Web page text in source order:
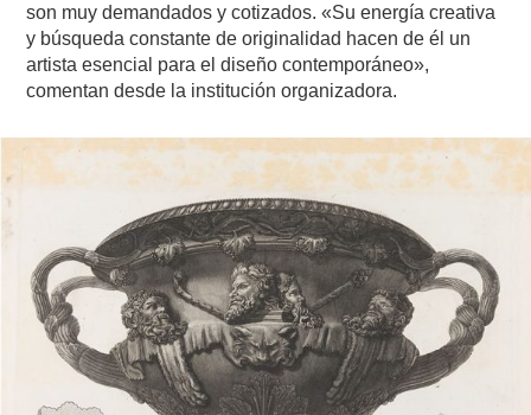
son muy demandados y cotizados. «Su energía creativa
y búsqueda constante de originalidad hacen de él un
artista esencial para el diseño contemporáneo»,
comentan desde la institución organizadora.